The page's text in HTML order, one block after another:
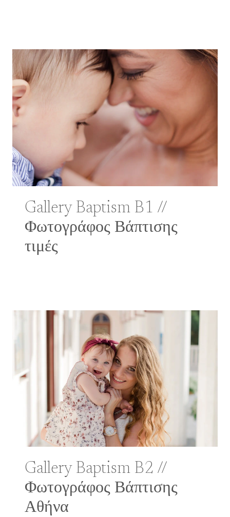
Gallery Baptism B1 //
Φωτογράφος Βάπτισης
τιμές
Gallery Baptism B2 //
Φωτογράφος Βάπτισης
Αθήνα